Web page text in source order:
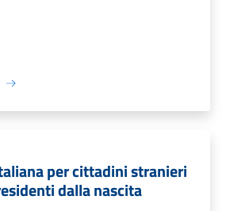
per cittadini stranieri
dalla nascita